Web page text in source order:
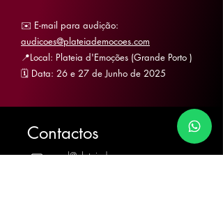
✉️ E-mail para audição:
audicoes@plateiademocoes.com
📍Local: Plateia d'Emoções (Grande Porto )
🗓️ Data: 26 e 27 de Junho de 2025
Contactos
geral@plateiademocoes.com